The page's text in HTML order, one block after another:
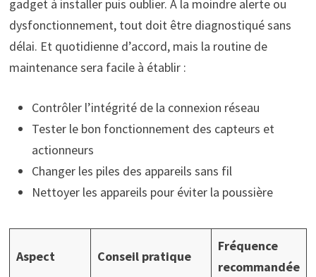
gadget à installer puis oublier. À la moindre alerte ou
dysfonctionnement, tout doit être diagnostiqué sans
délai. Et quotidienne d’accord, mais la routine de
maintenance sera facile à établir :
Contrôler l’intégrité de la connexion réseau
Tester le bon fonctionnement des capteurs et
actionneurs
Changer les piles des appareils sans fil
Nettoyer les appareils pour éviter la poussière
Aspect Conseil pratique
Fréquence
recommandée